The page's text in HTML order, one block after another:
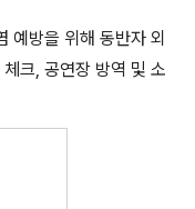
예방을 위해 동반자 외
체크, 공연장 방역 및 소